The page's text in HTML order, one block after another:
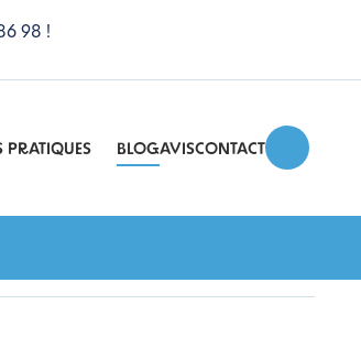
98 !
PRATIQUES BLOGAVISCONTACT